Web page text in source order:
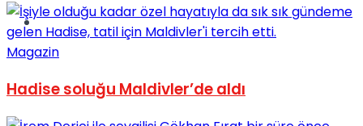
Spor
Magazin
Hadise soluğu Maldivler’de aldı